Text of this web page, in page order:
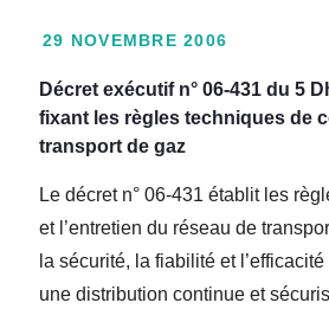
29 NOVEMBRE 2006
Décret exécutif n° 06-431 du 5
fixant les règles techniques de
transport de gaz
Le décret n° 06-431 établit les
et l’entretien du réseau de
la sécurité, la fiabilité et
une distribution continue et